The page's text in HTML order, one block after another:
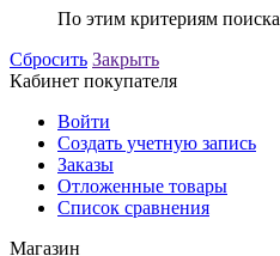
По этим критериям
Сбросить Закрыть
Кабинет покупателя
Войти
Создать учетную запись
Заказы
Отложенные товары
Список сравнения
Магазин